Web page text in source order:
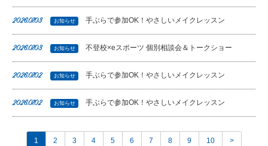
2026.07.03 お知らせ 手ぶらで参加OK！やさしいメイクレッスン
2026.07.03 お知らせ 不登校×eスポーツ 個別相談会＆トークショー
2026.07.02 お知らせ 手ぶらで参加OK！やさしいメイクレッスン
2026.07.02 お知らせ 手ぶらで参加OK！やさしいメイクレッスン
1 2 3 4 5 6 7 8 9 10 >